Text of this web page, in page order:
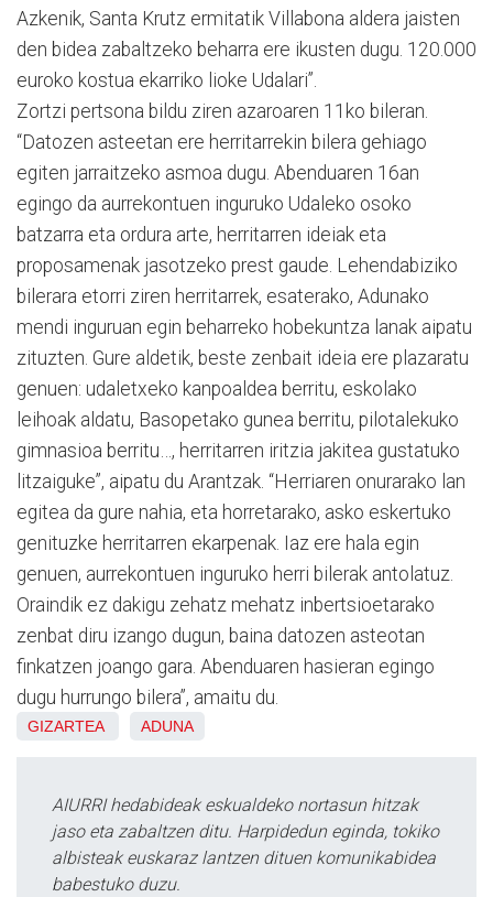
Azkenik, Santa Krutz ermitatik Villabona aldera jaisten
den bidea zabaltzeko beharra ere ikusten dugu. 120.000
euroko kostua ekarriko lioke Udalari”.
Zortzi pertsona bildu ziren azaroaren 11ko bileran.
“Datozen asteetan ere herritarrekin bilera gehiago
egiten jarraitzeko asmoa dugu. Abenduaren 16an
egingo da aurrekontuen inguruko Udaleko osoko
batzarra eta ordura arte, herritarren ideiak eta
proposamenak jasotzeko prest gaude. Lehendabiziko
bilerara etorri ziren herritarrek, esaterako, Adunako
mendi inguruan egin beharreko hobekuntza lanak aipatu
zituzten. Gure aldetik, beste zenbait ideia ere plazaratu
genuen: udaletxeko kanpoaldea berritu, eskolako
leihoak aldatu, Basopetako gunea berritu, pilotalekuko
gimnasioa berritu…, herritarren iritzia jakitea gustatuko
litzaiguke”, aipatu du Arantzak. “Herriaren onurarako lan
egitea da gure nahia, eta horretarako, asko eskertuko
genituzke herritarren ekarpenak. Iaz ere hala egin
genuen, aurrekontuen inguruko herri bilerak antolatuz.
Oraindik ez dakigu zehatz mehatz inbertsioetarako
zenbat diru izango dugun, baina datozen asteotan
finkatzen joango gara. Abenduaren hasieran egingo
dugu hurrungo bilera”, amaitu du.
GIZARTEA ADUNA
AIURRI hedabideak eskualdeko nortasun hitzak
jaso eta zabaltzen ditu. Harpidedun eginda, tokiko
albisteak euskaraz lantzen dituen komunikabidea
babestuko duzu.